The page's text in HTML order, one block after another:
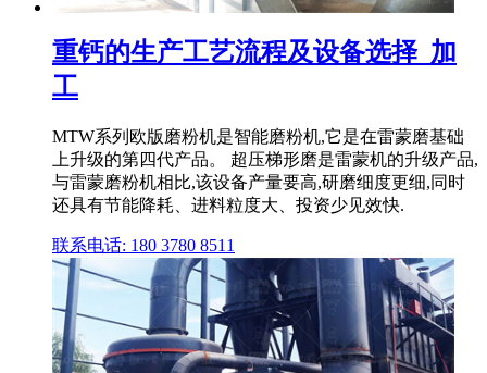
重钙的生产工艺流程及设备选择_加
工
MTW系列欧版磨粉机是智能磨粉机,它是在雷蒙磨基础
上升级的第四代产品。 超压梯形磨是雷蒙机的升级产品,
与雷蒙磨粉机相比,该设备产量要高,研磨细度更细,同时
还具有节能降耗、进料粒度大、投资少见效快.
联系电话: 180 3780 8511